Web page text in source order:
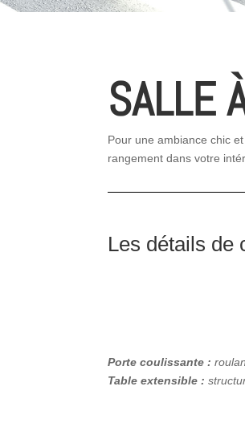
SALLE
Pour une ambiance chic
rangement dans votre
Les détails de
Porte coulissante :
Table extensible :